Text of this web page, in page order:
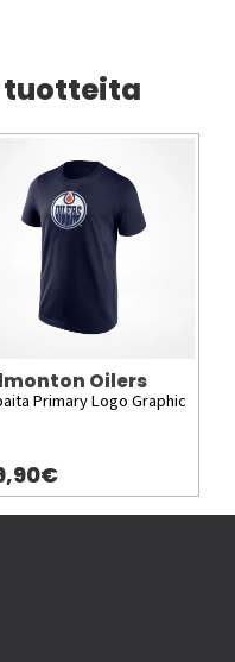
tuotteita
Oilers
Primary Logo Graphic